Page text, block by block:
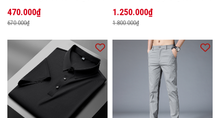
470.000₫
670.000₫
1.250.000₫
1.800.000₫